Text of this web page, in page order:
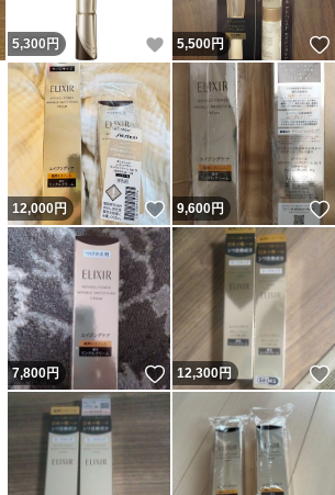
いいね！
5,300 円 いいね！
5,500円
いいね！
12,000円 いいね！
9,600円
いいね！
7,800円 いいね！
12,300円